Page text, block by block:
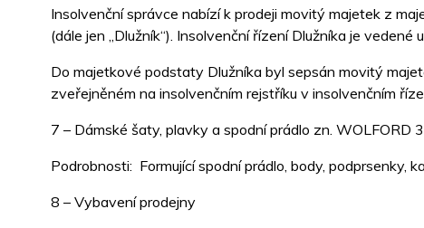
Insolvenční správce nabízí k prodeji movitý majetek z
(dále jen „Dlužník“). Insolvenční řízení Dlužníka je
Do majetkové podstaty Dlužníka byl sepsán movitý
zveřejněném na insolvenčním rejstříku v insolvenčním
7 – Dámské šaty, plavky a spodní prádlo zn. WOLFORD
Podrobnosti: Formující spodní prádlo, body, podprsenky,
8 – Vybavení prodejny